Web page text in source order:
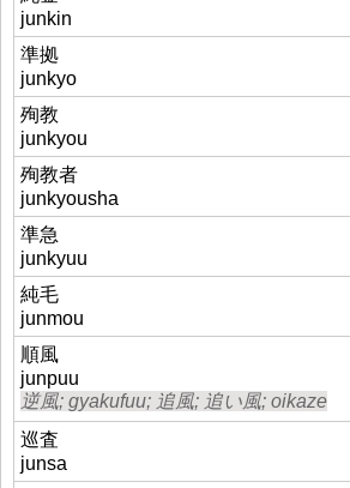
junkin
準拠
junkyo
殉教
junkyou
殉教者
junkyousha
準急
junkyuu
純毛
junmou
順風
junpuu
逆風; gyakufuu; 追風; 追い風; oikaze
巡査
junsa